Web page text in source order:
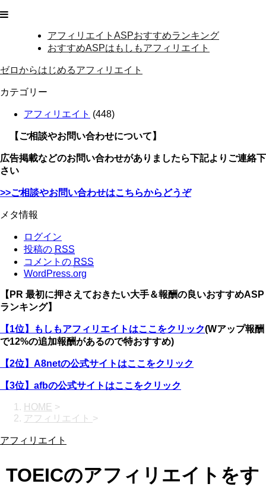
アフィリエイトASPおすすめランキング
おすすめASPはもしもアフィリエイト
ゼロからはじめるアフィリエイト
カテゴリー
アフィリエイト (448)
【ご相談やお問い合わせについて】
広告掲載などのお問い合わせがありましたら下記よりご連絡下
さい
>>ご相談やお問い合わせはこちらからどうぞ
メタ情報
ログイン
投稿の RSS
コメントの RSS
WordPress.org
【PR 最初に押さえておきたい大手＆報酬の良いおすすめASP
ランキング】
【1位】もしもアフィリエイトはここをクリック(Wアップ報酬
で12%の追加報酬があるので特おすすめ)
【2位】A8netの公式サイトはここをクリック
【3位】afbの公式サイトはここをクリック
HOME >
アフィリエイト >
アフィリエイト
TOEICのアフィリエイトをす